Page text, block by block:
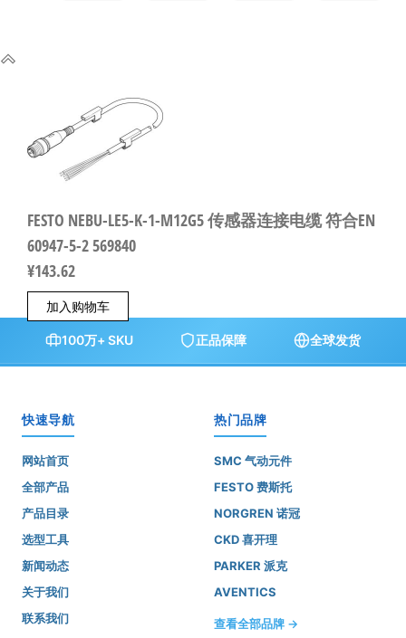
FESTO NEBU-LE5-K-1-M12G5 传感器连接电缆 符合EN
60947-5-2 569840
¥143.62
加入购物车
100万+ SKU 正品保障 全球发货
快速导航
网站首页
全部产品
产品目录
选型工具
新闻动态
关于我们
联系我们
热门品牌
SMC 气动元件
FESTO 费斯托
NORGREN 诺冠
CKD 喜开理
PARKER 派克
AVENTICS
查看全部品牌 →